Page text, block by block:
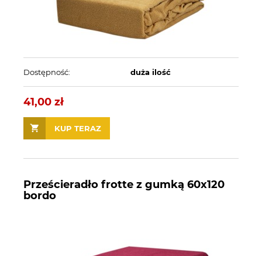
Dostępność: duża ilość
41,00 zł
KUP TERAZ
Prześcieradło frotte z gumką 60x120
bordo